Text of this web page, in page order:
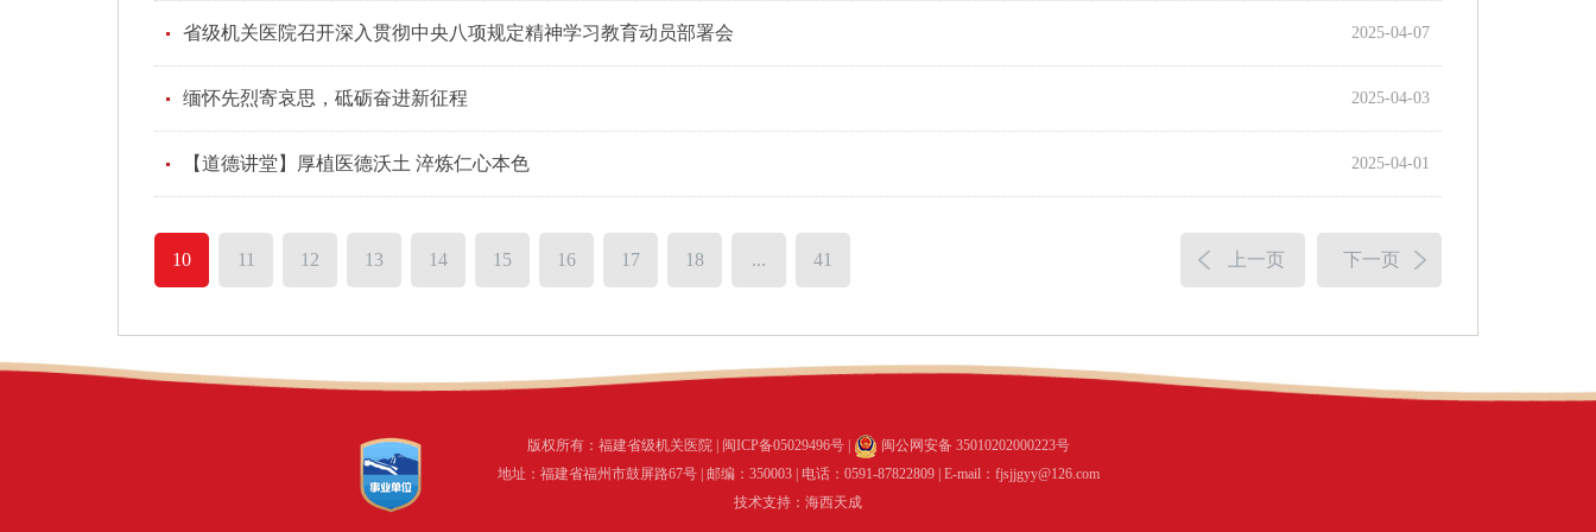
2025-04-07
省级机关医院召开深入贯彻中央八项规定精神学习教育动员部署会
2025-04-03
缅怀先烈寄哀思，砥砺奋进新征程
2025-04-01
【道德讲堂】厚植医德沃土 淬炼仁心本色
10 11 12 13 14 15 16 17 18 ... 41 上一页 下一页
版权所有：福建省级机关医院 | 闽ICP备05029496号 |
闽公网安备 35010202000223号
地址：福建省福州市鼓屏路67号 | 邮编：350003 | 电话：0591-87822809 | E-mail：fjsjjgyy@126.com
技术支持：海西天成